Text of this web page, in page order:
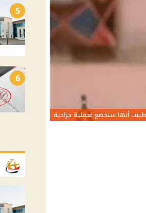
أنها ستخضع لعملية جراحية
5
6